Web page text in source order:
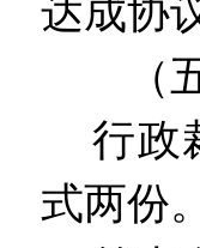
达成协
（五
行政
式两份